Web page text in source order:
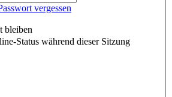
vergessen
bleiben
Status während dieser Sitzung